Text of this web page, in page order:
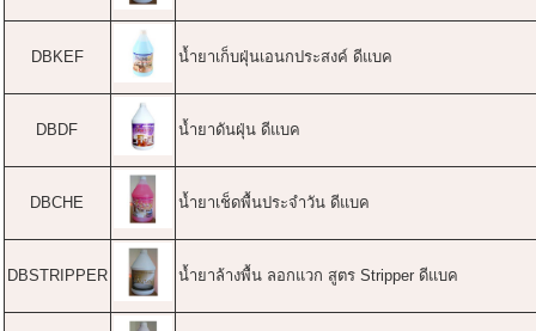
DBKEF น้ำยาเก็บฝุ่นเอนกประสงค์ ดีแบค
DBDF น้ำยาดันฝุ่น ดีแบค
DBCHE น้ำยาเช็ดพื้นประจำวัน ดีแบค
DBSTRIPPER น้ำยาล้างพื้น ลอกแวก สูตร Stripper ดีแบค